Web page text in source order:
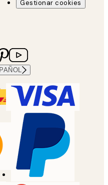
Gestionar cookies